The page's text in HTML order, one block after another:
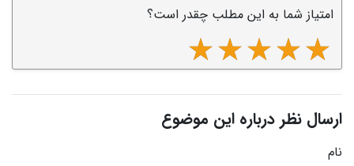
امتیاز شما به این مطلب چقدر است؟
ارسال نظر درباره این موضوع
نام